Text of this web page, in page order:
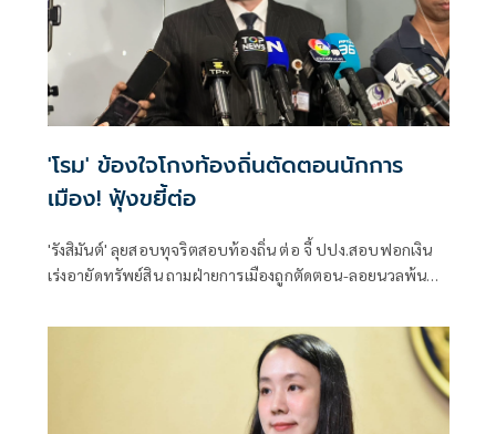
'โรม' ข้องใจโกงท้องถิ่นตัดตอนนักการ
เมือง! ฟุ้งขยี้ต่อ
'รังสิมันต์' ลุยสอบทุจริตสอบท้องถิ่น ต่อ จี้ ปปง.สอบฟอกเงิน
เร่งอายัดทรัพย์สิน ถามฝ่ายการเมืองถูกตัดตอน-ลอยนวลพ้นผิด
รัดกุมหรือไม่